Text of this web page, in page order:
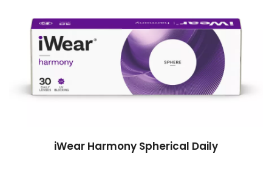
iWear Harmony Spherical Daily